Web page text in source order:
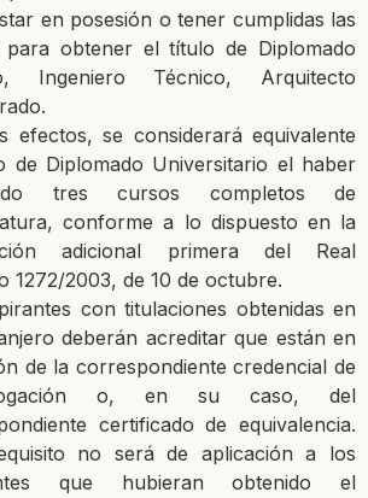
en posesión o tener cumplidas las
para obtener el título de Diplomado
Ingeniero Técnico, Arquitecto
efectos, se considerará equivalente
de Diplomado Universitario el haber
tres cursos completos de
conforme a lo dispuesto en la
adicional primera del Real
1272/2003, de 10 de octubre.
con titulaciones obtenidas en
deberán acreditar que están en
de la correspondiente credencial de
o, en su caso, del
certificado de equivalencia.
no será de aplicación a los
que hubieran obtenido el